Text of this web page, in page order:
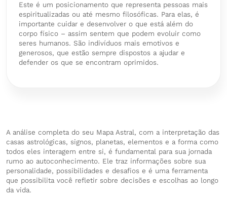
Este é um posicionamento que representa pessoas mais
espiritualizadas ou até mesmo filosóficas. Para elas, é
importante cuidar e desenvolver o que está além do
corpo físico – assim sentem que podem evoluir como
seres humanos. São indivíduos mais emotivos e
generosos, que estão sempre dispostos a ajudar e
defender os que se encontram oprimidos.
A análise completa do seu Mapa Astral, com a interpretação das
casas astrológicas, signos, planetas, elementos e a forma como
todos eles interagem entre si, é fundamental para sua jornada
rumo ao autoconhecimento. Ele traz informações sobre sua
personalidade, possibilidades e desafios e é uma ferramenta
que possibilita você refletir sobre decisões e escolhas ao longo
da vida.